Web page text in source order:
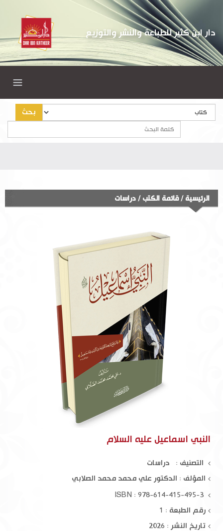
دار ابن كثير للطباعة والنشر والتوزيع
بحث
الرئيسية /قائمة الكتب/ دراسات
النبي اسماعيل عليه السلام
التصنيف : دراسات
المؤلف : الدكتور علي محمد محمد الصلابي
رقم الطبعة : 1
تاريخ النشر : 2026